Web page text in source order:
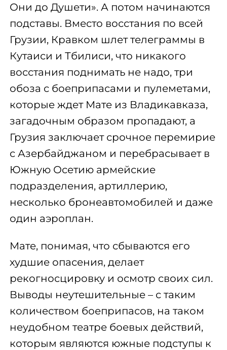
Они до Душети». А потом начинаются
подставы. Вместо восстания по всей
Грузии, Кравком шлет телеграммы в
Кутаиси и Тбилиси, что никакого
восстания поднимать не надо, три
обоза с боеприпасами и пулеметами,
которые ждет Мате из Владикавказа,
загадочным образом пропадают, а
Грузия заключает срочное перемирие
с Азербайджаном и перебрасывает в
Южную Осетию армейские
подразделения, артиллерию,
несколько бронеавтомобилей и даже
один аэроплан.
Мате, понимая, что сбываются его
худшие опасения, делает
рекогносцировку и осмотр своих сил.
Выводы неутешительные – с таким
количеством боеприпасов, на таком
неудобном театре боевых действий,
которым являются южные подступы к